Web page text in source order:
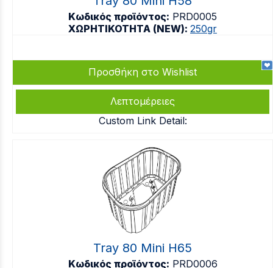
Κωδικός προϊόντος: PRD0005
ΧΩΡΗΤΙΚΟΤΗΤΑ (NEW): 250gr
Προσθήκη στο Wishlist
Λεπτομέρειες
Custom Link Detail:
Tray 80 Mini H65
Κωδικός προϊόντος: PRD0006